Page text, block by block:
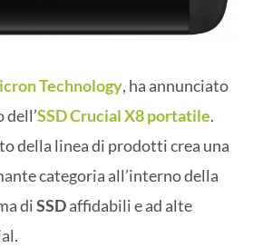
Technology, ha annunciato
dell’SSD Crucial X8 portatile.
della linea di prodotti crea una
categoria all’interno della
diSSDaffidabili e ad alte